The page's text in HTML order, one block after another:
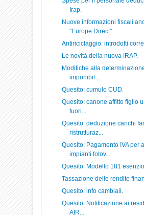
Irap.
Nuove informazioni fiscali
"Europe Direct".
Antiriciclaggio: introdotti
Le novità della nuova IRAP.
Modifiche alla
imponibil...
Quesito: cumulo CUD.
Quesito: canone affitto figlio
fuori...
Quesito: deduzione carichi
ristrutturaz...
Quesito: Pagamento IVA per
impianti fotov...
Quesito: Modello 181
Tassazione delle rendite
Quesito: info cambiali.
Quesito: Notificazione ai
AIR...